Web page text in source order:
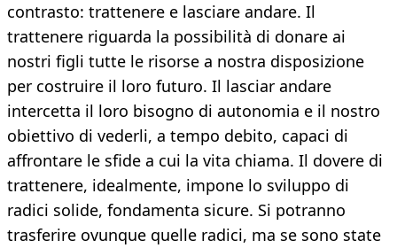
contrasto: trattenere e lasciare andare. Il
trattenere riguarda la possibilità di donare ai
nostri figli tutte le risorse a nostra disposizione
per costruire il loro futuro. Il lasciar andare
intercetta il loro bisogno di autonomia e il nostro
obiettivo di vederli, a tempo debito, capaci di
affrontare le sfide a cui la vita chiama. Il dovere di
trattenere, idealmente, impone lo sviluppo di
radici solide, fondamenta sicure. Si potranno
trasferire ovunque quelle radici, ma se sono state